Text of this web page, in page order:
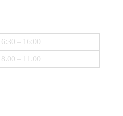
6:30 – 16:00
8:00 – 11:00